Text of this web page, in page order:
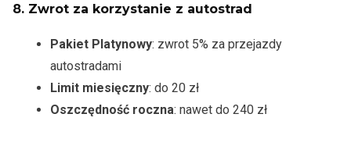
8. Zwrot za korzystanie z autostrad
Pakiet Platynowy: zwrot 5% za przejazdy
autostradami
Limit miesięczny: do 20 zł
Oszczędność roczna: nawet do 240 zł